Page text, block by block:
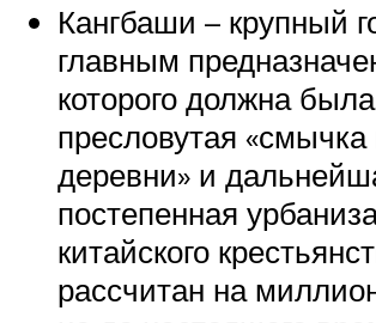
Кангбаши – крупный
главным
которого должна
пресловутая «смычка
деревни» и
постепенная
китайского
рассчитан на